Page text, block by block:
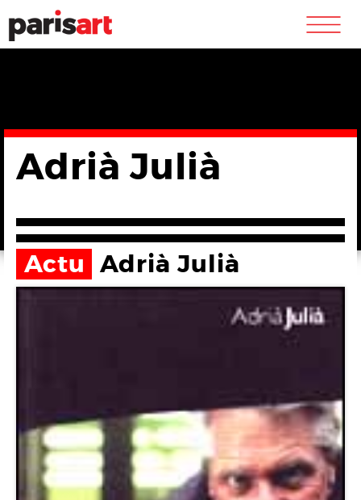
m
Adrià Julià
Actu Adrià Julià